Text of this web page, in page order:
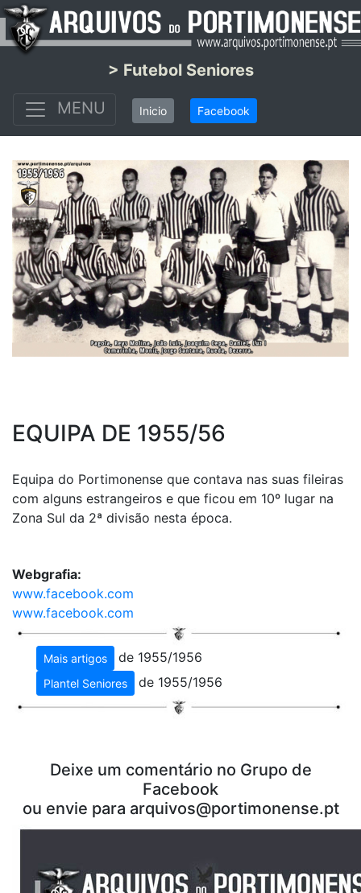
> Futebol Seniores
MENU
Inicio Facebook
EQUIPA DE 1955/56
Equipa do Portimonense que contava nas suas fileiras
com alguns estrangeiros e que ficou em 10º lugar na
Zona Sul da 2ª divisão nesta época.
Webgrafia:
www.facebook.com
www.facebook.com
Mais artigos de 1955/1956
Plantel Seniores de 1955/1956
Deixe um comentário no Grupo de
Facebook
ou envie para arquivos@portimonense.pt